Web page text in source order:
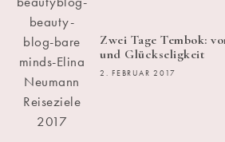
Zwei Tage Tembok:
und Glückseligkeit
2. FEBRUAR 2017